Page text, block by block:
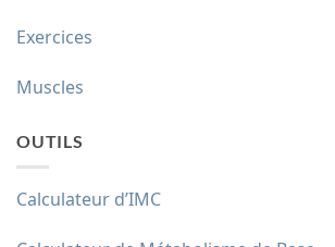
Exercices
Muscles
OUTILS
Calculateur d’IMC